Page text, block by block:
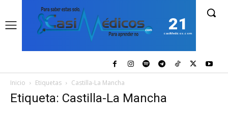
21
casiMedicos.com
Inicio Etiquetas Castilla-La Mancha
Etiqueta: Castilla-La Mancha